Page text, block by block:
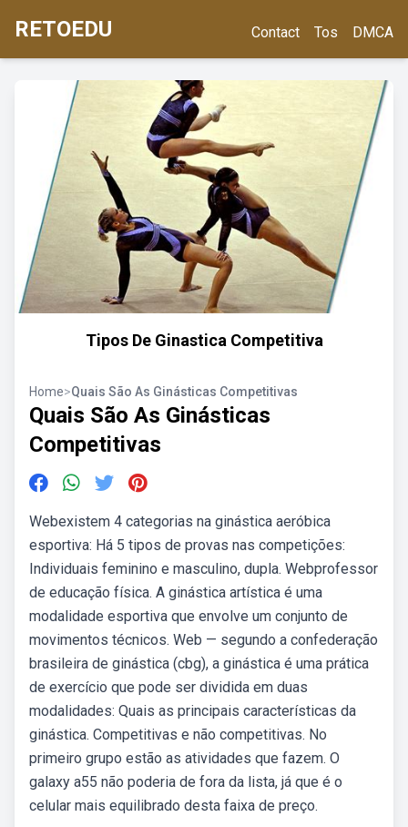
RETOEDU Contact Tos DMCA
Tipos De Ginastica Competitiva
Home>Quais São As Ginásticas Competitivas
Quais São As Ginásticas
Competitivas
Webexistem 4 categorias na ginástica aeróbica
esportiva: Há 5 tipos de provas nas competições:
Individuais feminino e masculino, dupla. Webprofessor
de educação física. A ginástica artística é uma
modalidade esportiva que envolve um conjunto de
movimentos técnicos. Web — segundo a confederação
brasileira de ginástica (cbg), a ginástica é uma prática
de exercício que pode ser dividida em duas
modalidades: Quais as principais características da
ginástica. Competitivas e não competitivas. No
primeiro grupo estão as atividades que fazem. O
galaxy a55 não poderia de fora da lista, já que é o
celular mais equilibrado desta faixa de preço.